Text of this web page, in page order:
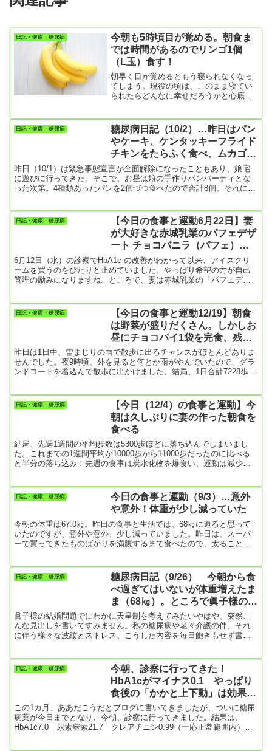
日記・健康・糖尿病
今朝も5時頃目が覚める。朝食ま
では時間があるのでリンゴ1個
（L玉）食す！
朝早く目が覚めるともう寝られなくなっ
てしまう。現役の頃は、このまま寝てい
られたらどんなに幸せだろうかと心底思
れない。上手くいかないもんですねえ。
朝5時、さりとて冬のこんな時間に散歩に
出る気も起こらない。取り敢えずコーヒ
ーは入れたが、何だか物足りない。止め
ときゃいいのにリンゴに手が伸びてしま
った。糖尿病の僕が朝一で糖度満点のリ
ンゴを食べるなんて、合併症まっしぐら
だな。今日はこんなスタートを切ってし
日記・健康・糖尿病
糖尿病日記（10/2）…昨日はパン
やケーキ、ケンタッキーフライド
チキンをたらふく食べ、ムカゴご
飯まで食べてしまった。1週間後
のHbA1cはどうなることやら＿|
￣|○
昨日（10/1）は緊急事態宣言が全面解除になったこともあり、娘宅
に遊びに行ってきた。そこで、お昼は娘の手作りパンパーティとな
った次第。4種類あったパンを2個づつ食べたので合計8個。それにケ
カロリーオーバー。でも娘の手作りパン、身びいきではないけどと
ても美味しかったんですよね。その上、ケンタッキー・フライド・
チキンを3個。 夜は夜で自宅に戻り、普段食べられないジャンクフー
日記・健康・糖尿病
【今日の食事と運動6月22日】妻
が大好きな赤城乳業のパフェデザ
ート チョコバニラ（パフェ）を
発見
6月12日（水）の診察でHbA1c の改善がわかって以来、アイスクリ
ームを買うのをぴたりと止めていました。やっぱり希望の方が自己
管理の励みになりますね。ところで、妻は赤城乳業の「パフェデザ
消していました。どんなアイスかと言うと『チョコソースとココア
クッキーをトッピングしたチョコアイス、チョコチップ入りのバニ
ラアイス、チョコアイスの3層構造！2層目と3層目の間にココアクッ
日記・健康・糖尿病
【今日の食事と運動12/19】朝食
は野菜が盛りだくさん。しかしお
昼にチョコパイ1袋を完食、残
念！
昨日は1日中、雪まじりの雨で散歩に出るチャンスがほとんどありま
せんでした。夜9時頃、外を見ると何とか雨がやんでいたので、グラ
ンドコートを着込んで散歩に出かけました。結局、1日合計7228歩。
の野菜スープやっぱり、妻が作ってくれると健康的な食事になって
ありがたいです。キャベツや野菜スープがあると満腹感も満たされ
ます。一方、僕が買い込んでくる朝食は菓子パンや丸ごとバナナな
日記・健康・糖尿病
【今日（12/4）の食事と運動】今
朝は久しぶりに妻の作った朝食を
食べる
結局、先週1週間の平均歩数は5300歩ほどに落ち込んでしまいまし
た。これまでの1週間平均が10000歩から11000歩だったのに比べる
と半分の落ち込み！先週の食事は炭水化物を爆食い、運動は減少と
す。【朝食】やっぱり野菜やスープがあると満腹感が得られま
す。・オムレツ、はんぺん、キャベツ・野菜スープ【昼食】無し
【夕食】・豚肉と玉ねぎの炒め物・生野菜（キャベツ）・カボチャ
（クルミ・レ...
日記・健康・糖尿病
今日の食事と運動（9/3）…意外
や意外！体重が少し減っていた
今朝の体重は67.0㎏。昨日の食事と生活では、68㎏に迫ると思って
いたのですが、意外や意外、少し減っていました。昨日は、スーパ
ーで買ってきたものばかりを満腹するまで食べたので、太ること間
るのはカレーライスとか麺類の炭水化物ですね。僕、もち米の入っ
た炊き込みご飯が大好きなんですが、これを満足するまで食べると
1.5㎏くらいすぐ太ってしまいます。 今日は散歩もしなかった。けれ
日記・健康・糖尿病
糖尿病日記（9/26） 今朝から食
べ過ぎてはいないが体重増えたま
ま（68㎏）。ところで眞子様の
件、どう思う？
眞子様の結婚問題でにわかに天皇制を考えてみたいやはや、突然こ
んな見出しを書いてすみません。私の糖尿病や老々介護の件、それ
に伴う様々な波紋とストレス、こうした内容を毎日飽きもせず書い
いうかみんな頑張ってるんだなと元気をもらえるんですね。そんな
中で今、病気・介護ネタ以外に興味のあるのが眞子様の結婚問題な
んです。 ちょっと書いてみますので、時間あればお付き合いくださ
日記・健康・糖尿病
今朝、診察に行ってきた！
HbA1cがマイナス0.1 やっぱり
食後の「かかと上下動」は効果あ
りと確信
この1カ月、ああだこうだとブログに書いてきましたが、ついに糖尿
病薬が今日までとなり、今朝、診察に行ってきました。結果は、
HbA1c7.0 尿素窒素21.7 クレアチニン0.99（一応正常範囲内）